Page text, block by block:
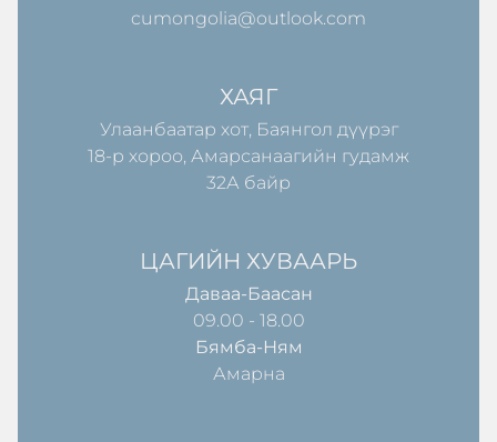
cumongolia@outlook.com
ХАЯГ
Улаанбаатар хот, Баянгол дүүрэг
18-р хороо, Амарсанаагийн гудамж
32А байр
ЦАГИЙН ХУВААРЬ
Даваа-Баасан
09.00 - 18.00
Бямба-Ням
Амарна